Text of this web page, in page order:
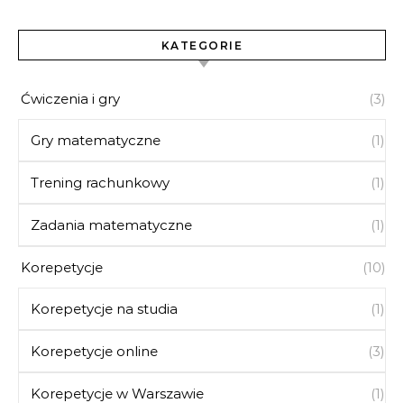
KATEGORIE
Ćwiczenia i gry (3)
Gry matematyczne (1)
Trening rachunkowy (1)
Zadania matematyczne (1)
Korepetycje (10)
Korepetycje na studia (1)
Korepetycje online (3)
Korepetycje w Warszawie (1)